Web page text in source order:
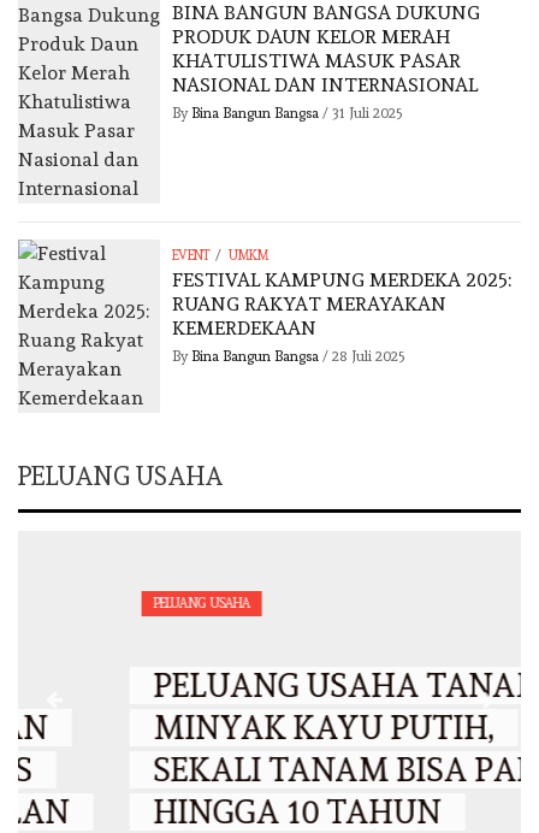
BINA BANGUN BANGSA DUKUNG
PRODUK DAUN KELOR MERAH
KHATULISTIWA MASUK PASAR
NASIONAL DAN INTERNASIONAL
By Bina Bangun Bangsa/ 31 Juli 2025
EVENT / UMKM
FESTIVAL KAMPUNG MERDEKA 2025:
RUANG RAKYAT MERAYAKAN
KEMERDEKAAN
By Bina Bangun Bangsa/ 28 Juli 2025
PELUANG USAHA
PELUANG USAHA TANAMAN
MINYAK KAYU PUTIH,
SEKALI TANAM BISA PANEN
HINGGA 10 TAHUN